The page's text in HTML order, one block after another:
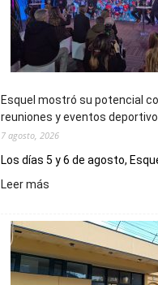
Esquel mostró su potencial
reuniones y eventos
7 agosto, 2026
Los días 5 y 6 de agosto,
Leer más
su
potencial
como